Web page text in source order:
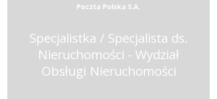
Poczta Polska S.A.
Specjalistka / Specjalista ds.
Nieruchomości - Wydział
Obsługi Nieruchomości